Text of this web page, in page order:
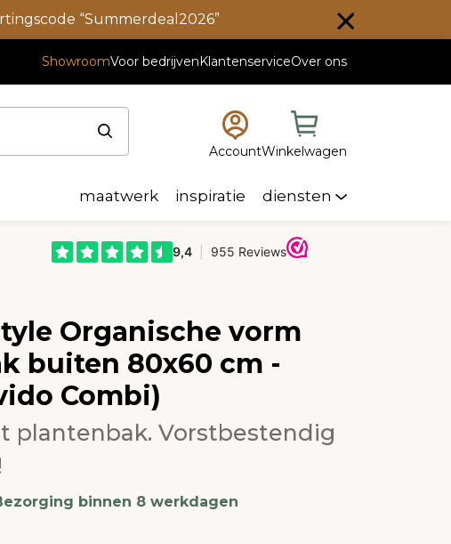
“Summerdeal2026”
ShowroomVoor bedrijvenKlantenserviceOver ons
AccountWinkelwagen
maatwerk inspiratie diensten
Organische vorm
buiten 80x60 cm -
Combi)
plantenbak. Vorstbestendig
binnen 8 werkdagen